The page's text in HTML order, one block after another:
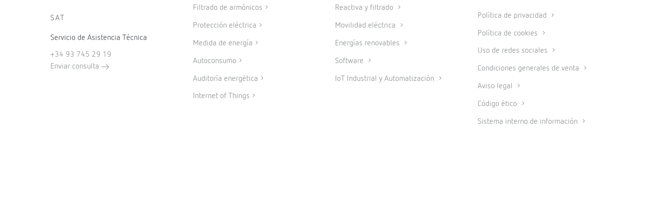
SAT
Servicio de Asistencia Técnica
+34 93 745 29 19
Enviar consulta
Filtrado de armónicos
Protección eléctrica
Medida de energía
Autoconsumo
Auditoría energética
Internet of Things
Reactiva y filtrado
Movilidad eléctrica
Energías renovables
Software
IoT Industrial y Automatización
Política de privacidad
Política de cookies
Uso de redes sociales
Condiciones generales de venta
Aviso legal
Código ético
Sistema interno de información